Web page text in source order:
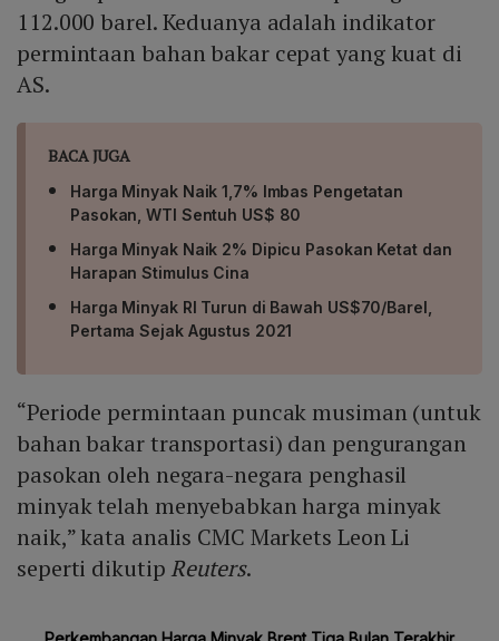
112.000 barel. Keduanya adalah indikator
permintaan bahan bakar cepat yang kuat di
AS.
BACA JUGA
Harga Minyak Naik 1,7% Imbas Pengetatan
Pasokan, WTI Sentuh US$ 80
Harga Minyak Naik 2% Dipicu Pasokan Ketat dan
Harapan Stimulus Cina
Harga Minyak RI Turun di Bawah US$70/Barel,
Pertama Sejak Agustus 2021
“Periode permintaan puncak musiman (untuk
bahan bakar transportasi) dan pengurangan
pasokan oleh negara-negara penghasil
minyak telah menyebabkan harga minyak
naik,” kata analis CMC Markets Leon Li
seperti dikutip Reuters.